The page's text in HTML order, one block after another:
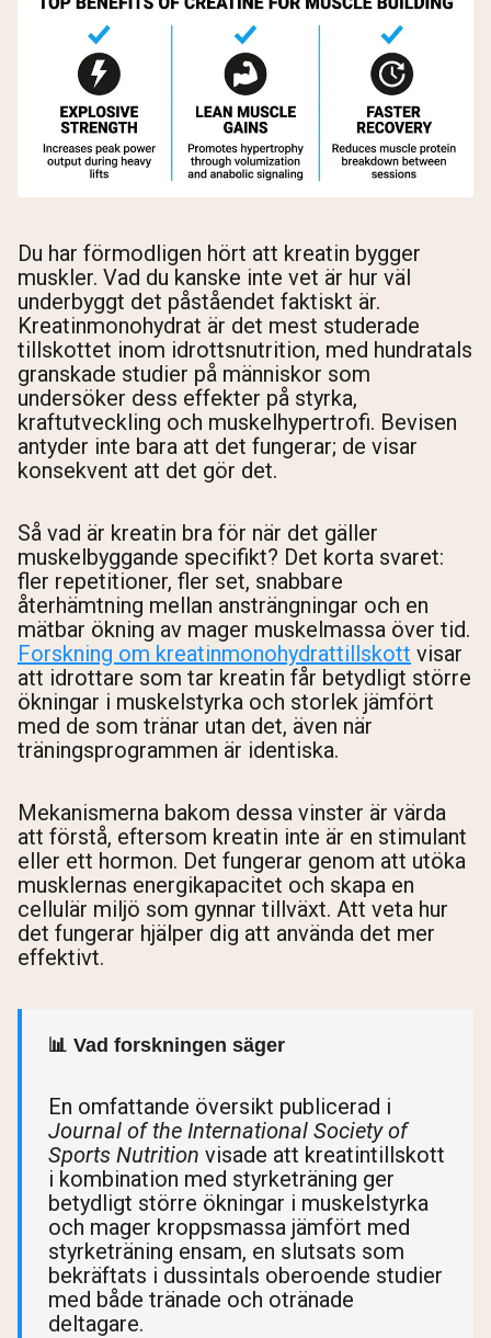
Du har förmodligen hört att kreatin bygger
muskler. Vad du kanske inte vet är hur väl
underbyggt det påståendet faktiskt är.
Kreatinmonohydrat är det mest studerade
tillskottet inom idrottsnutrition, med hundratals
granskade studier på människor som
undersöker dess effekter på styrka,
kraftutveckling och muskelhypertrofi. Bevisen
antyder inte bara att det fungerar; de visar
konsekvent att det gör det.
Så vad är kreatin bra för när det gäller
muskelbyggande specifikt? Det korta svaret:
fler repetitioner, fler set, snabbare
återhämtning mellan ansträngningar och en
mätbar ökning av mager muskelmassa över tid.
Forskning om kreatinmonohydrattillskott visar
att idrottare som tar kreatin får betydligt större
ökningar i muskelstyrka och storlek jämfört
med de som tränar utan det, även när
träningsprogrammen är identiska.
Mekanismerna bakom dessa vinster är värda
att förstå, eftersom kreatin inte är en stimulant
eller ett hormon. Det fungerar genom att utöka
musklernas energikapacitet och skapa en
cellulär miljö som gynnar tillväxt. Att veta hur
det fungerar hjälper dig att använda det mer
effektivt.
📊 Vad forskningen säger
En omfattande översikt publicerad i
Journal of the International Society of
Sports Nutrition visade att kreatintillskott
i kombination med styrketräning ger
betydligt större ökningar i muskelstyrka
och mager kroppsmassa jämfört med
styrketräning ensam, en slutsats som
bekräftats i dussintals oberoende studier
med både tränade och otränade
deltagare.